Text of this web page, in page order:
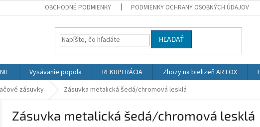
OBCHODNÉ PODMIENKY PODMIENKY OCHRANY OSOBNÝCH ÚDAJOV
HĽADAŤ
Vysávanie popola REKUPERÁCIA Zhozy na bielizeň ARTOX
zásuvky Zásuvka metalická šedá/chromová lesklá
Zásuvka metalická šedá/chromová lesklá